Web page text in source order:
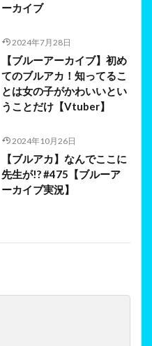
ーカイブ
2024年7月28日
【ブルーアーカイブ】初め
てのブルアカ！知ってるこ
とは女の子がかわいいとい
うことだけ【Vtuber】
2024年10月26日
【ブルアカ】なんでここに
先生が!? #475【ブルーア
ーカイブ実況】